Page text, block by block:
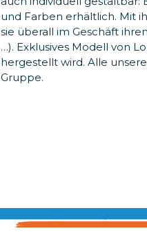
und Farben erhältlich. Mit
sie überall im Geschäft
…). Exklusives Modell von
hergestellt wird. Alle
Gruppe.